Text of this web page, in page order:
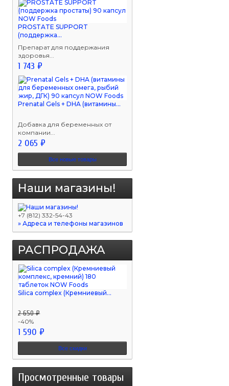
PROSTATE SUPPORT
(поддержка...
Препарат для поддержания
здоровья...
1 743 ₽
Prenatal Gels + DHA (витамины...
Добавка для беременных от
компании...
2 065 ₽
Все новые товары
Наши магазины!
+7 (812) 332-54-43
» Адреса и телефоны магазинов
РАСПРОДАЖА
Silica complex (Кремниевый...
2 650 ₽
-40%
1 590 ₽
Все скидки
Просмотренные товары